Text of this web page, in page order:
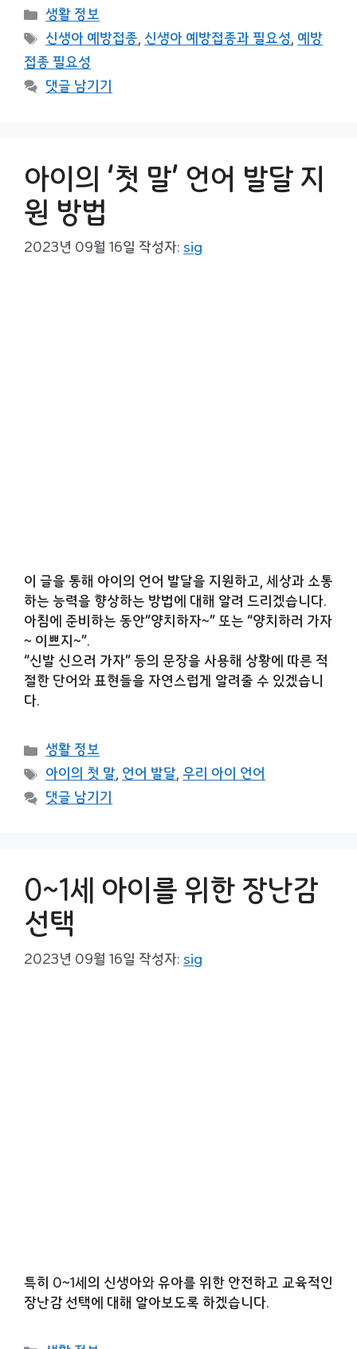
카
테
고
리
생활 정보
태
그
신생아 예방접종, 신생아 예방접종과 필요성, 예방
접종 필요성
댓글 남기기
아이의 ‘첫 말’ 언어 발달 지
원 방법
2023년 09월 16일 작성자: sig
이 글을 통해 아이의 언어 발달을 지원하고, 세상과 소통
하는 능력을 향상하는 방법에 대해 알려 드리겠습니다.
아침에 준비하는 동안”양치하자~” 또는 “양치하러 가자
~ 이쁘지~”.
“신발 신으러 가자” 등의 문장을 사용해 상황에 따른 적
절한 단어와 표현들을 자연스럽게 알려줄 수 있겠습니
다.
카
테
고
리
생활 정보
태
그
아이의 첫 말, 언어 발달,우리 아이 언어
댓글 남기기
0~1세 아이를 위한 장난감
선택
2023년 09월 16일 작성자: sig
특히 0~1세의 신생아와 유아를 위한 안전하고 교육적인
장난감 선택에 대해 알아보도록 하겠습니다.